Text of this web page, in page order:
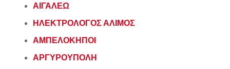
ΑΙΓΑΛΕΩ
ΗΛΕΚΤΡΟΛΟΓΟΣ ΑΛΙΜΟΣ
ΑΜΠΕΛΟΚΗΠΟΙ
ΑΡΓΥΡΟΥΠΟΛΗ